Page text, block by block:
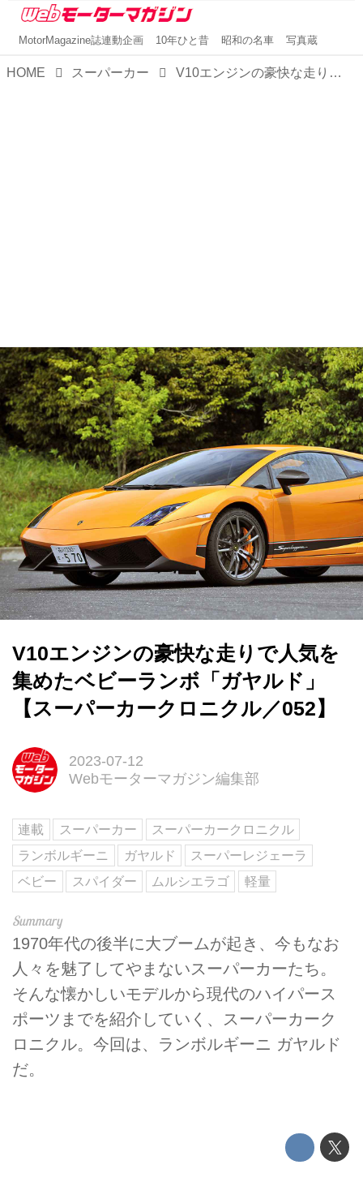
MotorMagazine誌連動企画 10年ひと昔 昭和の名車 写真蔵
HOME スーパーカー V10エンジンの豪快な走りで人気を集めたベビーランボ「ガヤルド」【スーパーカークロニクル／052】
V10エンジンの豪快な走りで人気を
集めたベビーランボ「ガヤルド」
【スーパーカークロニクル／052】
2023-07-12
Webモーターマガジン編集部
連載 スーパーカー
スーパーカークロニクル
ランボルギーニ
ガヤルド
スーパーレジェーラ
ベビー
スパイダー ムルシエラゴ 軽量
1970年代の後半に大ブームが起き、今もなお
人々を魅了してやまないスーパーカーたち。
そんな懐かしいモデルから現代のハイパース
ポーツまでを紹介していく、スーパーカーク
ロニクル。今回は、ランボルギーニ ガヤルド
だ。